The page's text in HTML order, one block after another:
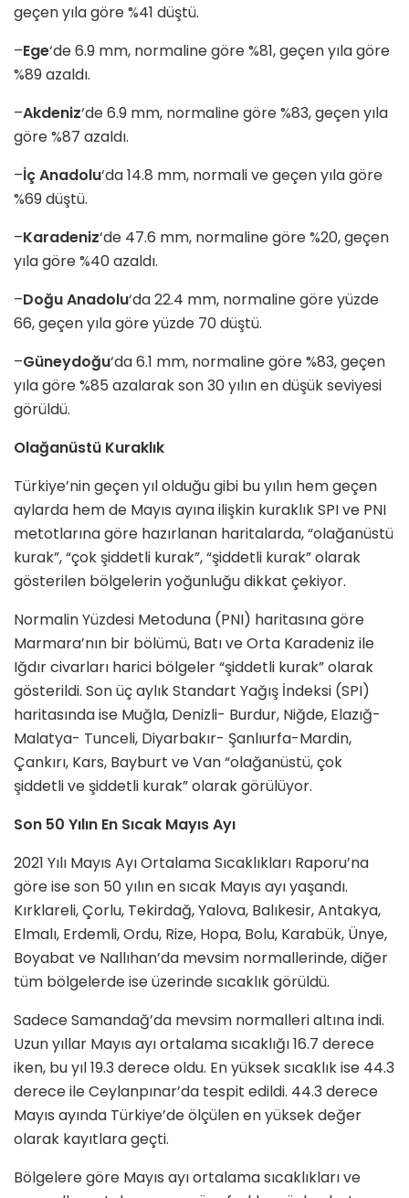
geçen yıla göre %41 düştü.
–Ege‘de 6.9 mm, normaline göre %81, geçen yıla göre
%89 azaldı.
–Akdeniz‘de 6.9 mm, normaline göre %83, geçen yıla
göre %87 azaldı.
–İç Anadolu‘da 14.8 mm, normali ve geçen yıla göre
%69 düştü.
–Karadeniz‘de 47.6 mm, normaline göre %20, geçen
yıla göre %40 azaldı.
–Doğu Anadolu‘da 22.4 mm, normaline göre yüzde
66, geçen yıla göre yüzde 70 düştü.
–Güneydoğu‘da 6.1 mm, normaline göre %83, geçen
yıla göre %85 azalarak son 30 yılın en düşük seviyesi
görüldü.
Olağanüstü Kuraklık
Türkiye’nin geçen yıl olduğu gibi bu yılın hem geçen
aylarda hem de Mayıs ayına ilişkin kuraklık SPI ve PNI
metotlarına göre hazırlanan haritalarda, “olağanüstü
kurak”, “çok şiddetli kurak”, “şiddetli kurak” olarak
gösterilen bölgelerin yoğunluğu dikkat çekiyor.
Normalin Yüzdesi Metoduna (PNI) haritasına göre
Marmara’nın bir bölümü, Batı ve Orta Karadeniz ile
Iğdır civarları harici bölgeler “şiddetli kurak” olarak
gösterildi. Son üç aylık Standart Yağış İndeksi (SPI)
haritasında ise Muğla, Denizli- Burdur, Niğde, Elazığ-
Malatya- Tunceli, Diyarbakır- Şanlıurfa-Mardin,
Çankırı, Kars, Bayburt ve Van “olağanüstü, çok
şiddetli ve şiddetli kurak” olarak görülüyor.
Son 50 Yılın En Sıcak Mayıs Ayı
2021 Yılı Mayıs Ayı Ortalama Sıcaklıkları Raporu’na
göre ise son 50 yılın en sıcak Mayıs ayı yaşandı.
Kırklareli, Çorlu, Tekirdağ, Yalova, Balıkesir, Antakya,
Elmalı, Erdemli, Ordu, Rize, Hopa, Bolu, Karabük, Ünye,
Boyabat ve Nallıhan’da mevsim normallerinde, diğer
tüm bölgelerde ise üzerinde sıcaklık görüldü.
Sadece Samandağ’da mevsim normalleri altına indi.
Uzun yıllar Mayıs ayı ortalama sıcaklığı 16.7 derece
iken, bu yıl 19.3 derece oldu. En yüksek sıcaklık ise 44.3
derece ile Ceylanpınar’da tespit edildi. 44.3 derece
Mayıs ayında Türkiye’de ölçülen en yüksek değer
olarak kayıtlara geçti.
Bölgelere göre Mayıs ayı ortalama sıcaklıkları ve